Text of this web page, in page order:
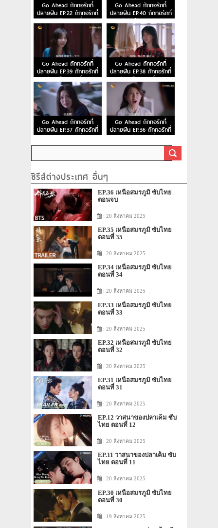
Go Ahead ถักทอรักที่
ปลายฝัน EP.22 ถักทอรักที่
ปลายฝัน ตอนที่ 22
Go Ahead ถักทอรักที่
ปลายฝัน EP.40 ถักทอรักที่
ปลายฝัน ตอนจบ
Go Ahead ถักทอรักที่
ปลายฝัน EP.39 ถักทอรักที่
ปลายฝัน ตอนที่ 39
Go Ahead ถักทอรักที่
ปลายฝัน EP.38 ถักทอรักที่
ปลายฝัน ตอนที่ 38
Go Ahead ถักทอรักที่
ปลายฝัน EP.37 ถักทอรักที่
ปลายฝัน ตอนที่ 37
Go Ahead ถักทอรักที่
ปลายฝัน EP.36 ถักทอรักที่
ปลายฝัน ตอนที่ 36
ซีรีส์ต่างประเทศ อื่นๆ
EP.36 เหนือสมรภูมิ ซับไทย
ตอนจบ
: 20 สิงหาคม 2025
EP.35 เหนือสมรภูมิ ซับไทย
ตอนที่ 35
: 20 สิงหาคม 2025
EP.34 เหนือสมรภูมิ ซับไทย
ตอนที่ 34
: 20 สิงหาคม 2025
EP.33 เหนือสมรภูมิ ซับไทย
ตอนที่ 33
: 20 สิงหาคม 2025
EP.32 เหนือสมรภูมิ ซับไทย
ตอนที่ 32
: 20 สิงหาคม 2025
EP.31 เหนือสมรภูมิ ซับไทย
ตอนที่ 31
: 20 สิงหาคม 2025
EP.12 วาสนาของปลาเค็ม ซับ
ไทย ตอนที่ 12
: 20 สิงหาคม 2025
EP.11 วาสนาของปลาเค็ม ซับ
ไทย ตอนที่ 11
: 20 สิงหาคม 2025
EP.30 เหนือสมรภูมิ ซับไทย
ตอนที่ 30
: 19 สิงหาคม 2025